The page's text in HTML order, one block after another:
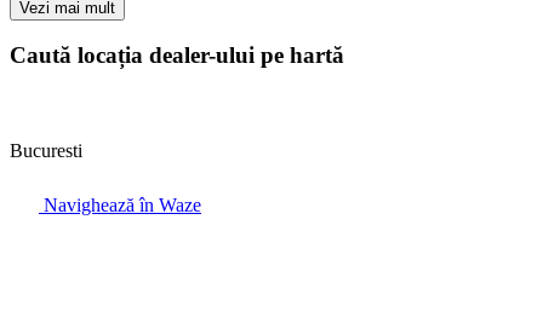
Vezi mai mult
Caută locația dealer-ului pe hartă
Bucuresti
Navighează în Waze